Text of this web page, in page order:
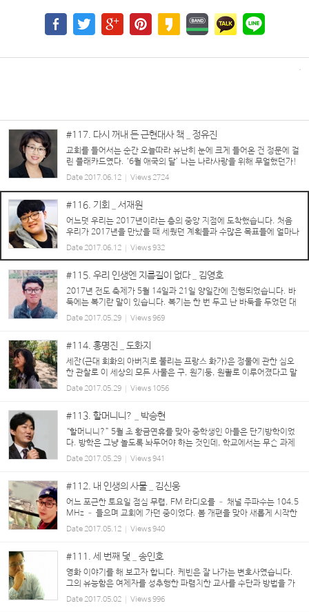
#117. 다시 꺼내 든 근현대사 책 _ 정유진
교회를 들어서는 순간 오늘따라 유난히 눈에 크게 들어온 건 정문에 걸
린 플래카드였다. ‘6월 애국의 달’ 나는 나라사랑을 위해 무얼했던가!
한동안 시끄러운 나라일에 흥분하며 비판하다가, 요즘엔 아예 한발 물
러서서 강건너 불구경하듯 무심한 상태다...
Date2017.06.12 Views2724
#116. 기회 _ 서재원
어느덧 우리는 2017년이라는 층의 중앙 지점에 도착했습니다. 처음
우리가 2017년을 만났을 때 세웠던 계획들과 수많은 목표들에 얼마나
다가가고 있으신가요? 아직도 계획만, 혹은 포기한 것들이 있지는 않
습니까? 우리는 수많은 계획...
Date2017.06.12 Views932
#115. 우리 인생엔 지름길이 없다 _ 김영호
2017년 전도 축제가 5월 14일과 21일 양일간에 진행되었습니다. 바
둑에는 복기란 말이 있습니다. 복기는 한 번 두고 난 바둑을 두었던 대
로 다시 처음부터 놓아보는 것을 의미합니다. 바둑에는 이런 말이 있습
니다. ‘승리한 대국의 복기는 이기...
Date2017.05.29 Views969
#114. 홍명진 _ 도화지
세잔(근대 회화의 아버지로 불리는 프랑스 화가)은 정물에 관한 심오
한 관찰로 이 세상의 모든 사물은 구, 원기둥, 원뿔로 이루어졌다고 말
하여 후대의 많은 화가들에게 존경을 받았고, 칸딘스키(추상미술의 아
버지로 불리는 러시아 화...
Date2017.05.29 Views 1056
#113. 할머니니? _ 박승현
“할머니니?” 5월 초 황금연휴를 맞아 중학생인 아들은 단기방학이었
다. 방학은 그냥 놀도록 놔두어야 하는 것인데, 학교에서는 무슨 과제
를 주는지(교장선생님은 학생들이 노는 꼴을 못 보는 듯). 그리고 아직
까지 일부 과제는 부모의 몫이다. ...
Date2017.05.29 Views941
#112. 내 인생의 사물 _ 김신웅
어느 포근한 토요일 점심 무렵, FM 라디오를 – 채널 주파수는 104.5
MHz – 들으며 교회에 가던 중이었다. 봄 개편을 맞아 새롭게 시작한
프로그램, 개그우먼 박지선 씨가 진행하는 ‘사물의 재발견’이 흘러나
왔다. 이 날 코너에서는 여러 청취...
Date2017.05.12 Views940
#111. 세 번째 덫 _ 송인호
영화 이야기를 해 보고자 합니다. 케빈은 잘 나가는 변호사였습니다.
그의 유능함은 여제자를 성추행한 파렴치한 교사를 수단과 방법을 가
리지 않고 무죄 방면토록 만드는 등, 소송전에서 그 진가를 발휘하고
있었습니다. 그런데 어느 날 ...
Date2017.05.02 Views996